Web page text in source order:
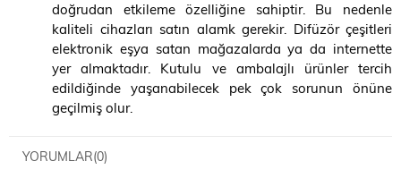
doğrudan etkileme özelliğine sahiptir. Bu nedenle
kaliteli cihazları satın alamk gerekir. Difüzör çeşitleri
elektronik eşya satan mağazalarda ya da internette
yer almaktadır. Kutulu ve ambalajlı ürünler tercih
edildiğinde yaşanabilecek pek çok sorunun önüne
geçilmiş olur.
YORUMLAR(0)